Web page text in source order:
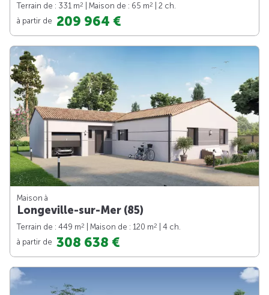
Terrain de : 331 m2 | Maison de : 65 m2
| 2 ch.
à partir de 209 964 €
Maison à
Longeville-sur-Mer (85)
Terrain de : 449 m2 | Maison de : 120 m2
| 4 ch.
à partir de 308 638 €